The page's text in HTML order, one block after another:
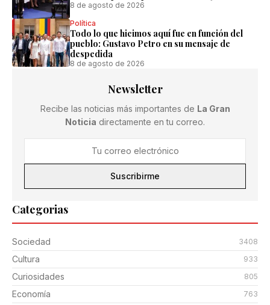
8 de agosto de 2026
Política
Todo lo que hicimos aquí fue en función del
pueblo: Gustavo Petro en su mensaje de
despedida
8 de agosto de 2026
Categorias
Sociedad 3408
Cultura 933
Curiosidades 805
Economía 763
Newsletter
Recibe las noticias más importantes de La Gran
Noticia directamente en tu correo.
Suscribirme